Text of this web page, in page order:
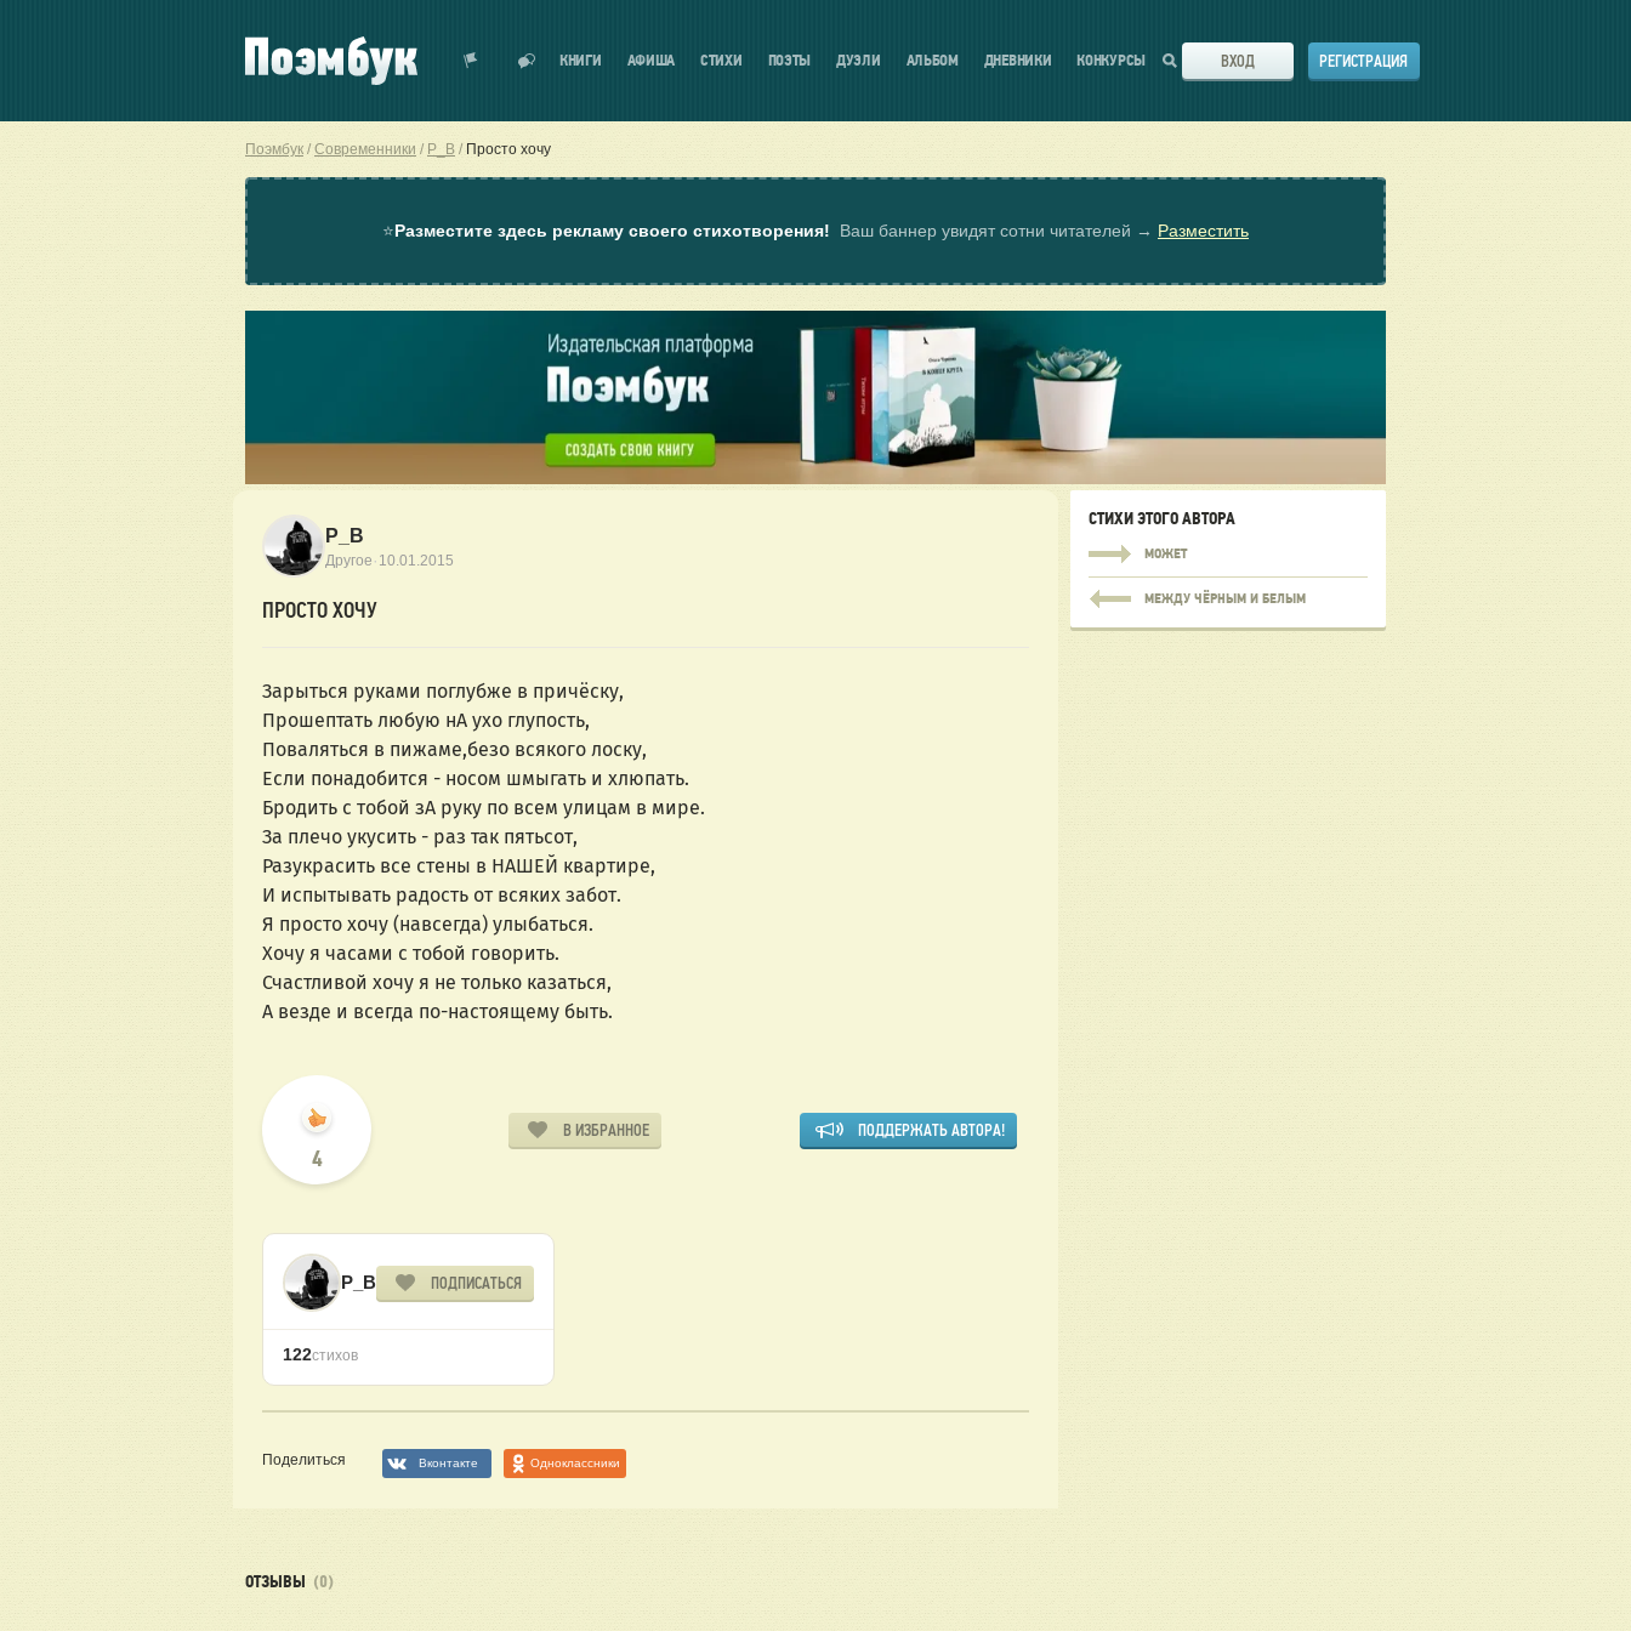
КНИГИ АФИША СТИХИ ПОЭТЫ ДУЭЛИ АЛЬБОМ ДНЕВНИКИ КОНКУРСЫ ВХОД РЕГИСТРАЦИЯ
Поэмбук Современники P_B Просто хочу
⭐Разместите здесь рекламу своего стихотворения! Ваш баннер увидят сотни читателей → Разместить
P_B
Другое · 10.01.2015
ПРОСТО ХОЧУ
Зарыться руками поглубже в причёску,
Прошептать любую нА ухо глупость,
Поваляться в пижаме,безо всякого лоску,
Если понадобится - носом шмыгать и хлюпать.
Бродить с тобой зА руку по всем улицам в мире.
За плечо укусить - раз так пятьсот,
Разукрасить все стены в НАШЕЙ квартире,
И испытывать радость от всяких забот.
Я просто хочу (навсегда) улыбаться.
Хочу я часами с тобой говорить.
Счастливой хочу я не только казаться,
А везде и всегда по-настоящему быть.
4
В ИЗБРАННОЕ ПОДДЕРЖАТЬ АВТОРА!
P_B ПОДПИСАТЬСЯ
122стихов
Поделиться Вконтакте Одноклассники
СТИХИ ЭТОГО АВТОРА
МОЖЕТ
МЕЖДУ ЧЁРНЫМ И БЕЛЫМ
ОТЗЫВЫ (0)